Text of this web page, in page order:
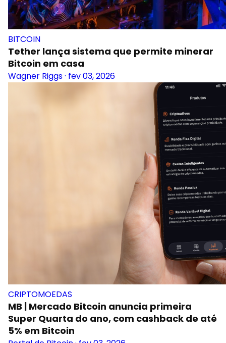
BITCOIN
Tether lança sistema que permite minerar
Bitcoin em casa
Wagner Riggs· fev 03, 2026
CRIPTOMOEDAS
MB | Mercado Bitcoin anuncia primeira
Super Quarta do ano, com cashback de até
5% em Bitcoin